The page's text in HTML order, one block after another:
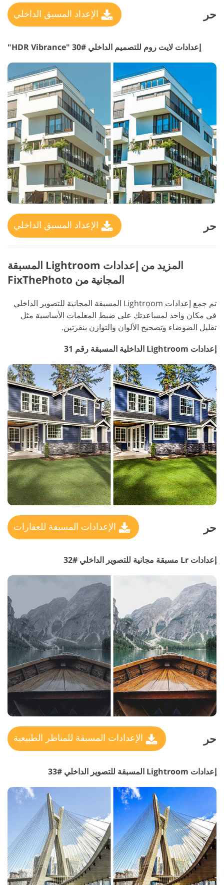
حر الإعداد المسبق الداخلي
إعدادات لايت روم للتصميم الداخلي #30 "HDR Vibrance"
حر الإعداد المسبق الداخلي
المزيد من إعدادات Lightroom المسبقة
المجانية من FixThePhoto
تم جمع إعدادات Lightroom المسبقة المجانية للتصوير الداخلي
في مكان واحد لمساعدتك على ضبط المعلمات الأساسية مثل
تقليل الضوضاء وتصحيح الألوان والتوازن بنقرتين.
إعدادات Lightroom الداخلية المسبقة رقم 31
حر الإعدادات المسبقة للعقارات
إعدادات Lr مسبقة مجانية للتصوير الداخلي #32
حر الإعدادات المسبقة للمناظر الطبيعية
إعدادات Lightroom المسبقة للتصوير الداخلي #33